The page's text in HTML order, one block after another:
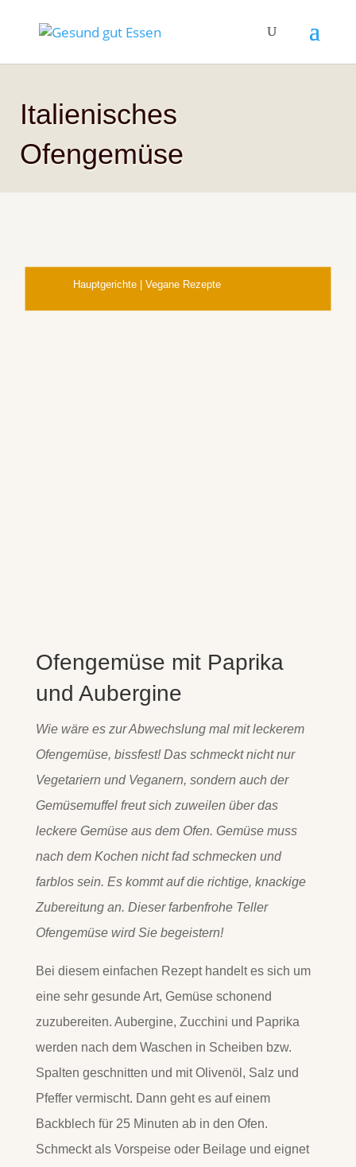
Italienisches
Ofengemüse
Hauptgerichte| Vegane Rezepte
Ofengemüse mit Paprika
und Aubergine
Wie wäre es zur Abwechslung mal mit leckerem
Ofengemüse, bissfest! Das schmeckt nicht nur
Vegetariern und Veganern, sondern auch der
Gemüsemuffel freut sich zuweilen über das
leckere Gemüse aus dem Ofen. Gemüse muss
nach dem Kochen nicht fad schmecken und
farblos sein. Es kommt auf die richtige, knackige
Zubereitung an. Dieser farbenfrohe Teller
Ofengemüse wird Sie begeistern!
Bei diesem einfachen Rezept handelt es sich um
eine sehr gesunde Art, Gemüse schonend
zuzubereiten. Aubergine, Zucchini und Paprika
werden nach dem Waschen in Scheiben bzw.
Spalten geschnitten und mit Olivenöl, Salz und
Pfeffer vermischt. Dann geht es auf einem
Backblech für 25 Minuten ab in den Ofen.
Schmeckt als Vorspeise oder Beilage und eignet